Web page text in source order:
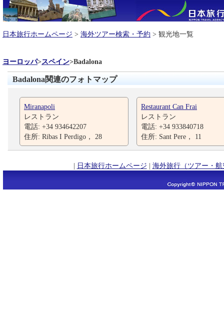
日本旅行ホームページ > 海外ツアー検索・予約 > 観光地一覧
ヨーロッパ>スペイン>Badalona
Badalona関連のフォトマップ
Miranapoli
レストラン
電話: +34 934642207
住所: Ribas I Perdigo， 28
Restaurant Can Frai
レストラン
電話: +34 933840718
住所: Sant Pere， 11
| 日本旅行ホームページ | 海外旅行（ツアー・航